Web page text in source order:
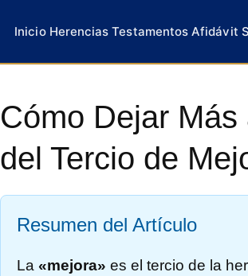
Inicio Herencias Testamentos Afidávit
Cómo Dejar
del Tercio de
Resumen del Artículo
La «mejora» es el tercio de la